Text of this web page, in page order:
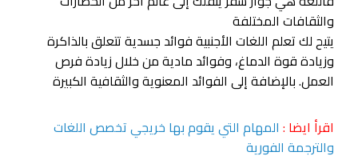
والثقافات المختلفة
يتيح لك تعلم اللغات الأجنبية فوائد جسدية تتعلق بالذاكرة
وزيادة قوة الدماغ، وفوائد مادية من خلال زيادة فرص
العمل. بالإضافة إلى الفوائد المعنوية والثقافية الكبيرة
اقرأ ايضا : المهام التي يقوم بها خريجي تخصص اللغات
والترجمة الفورية